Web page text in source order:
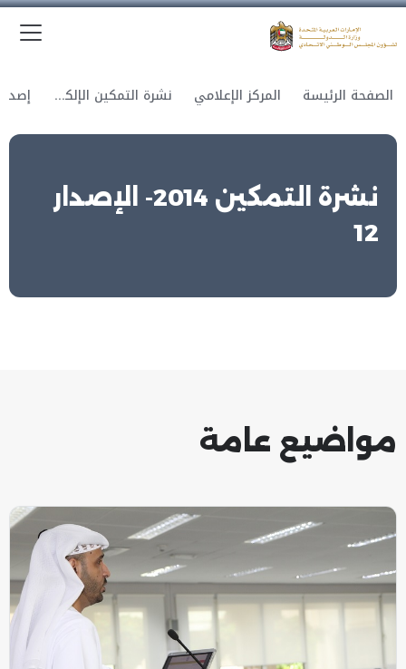
الصفحة الرئيسة المركز الإعلامي نشرة التمكين الإلكترونية
نشرة التمكين 2014- الإصدار
12
مواضيع عامة